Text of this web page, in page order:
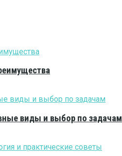
виды и выбор по задачам